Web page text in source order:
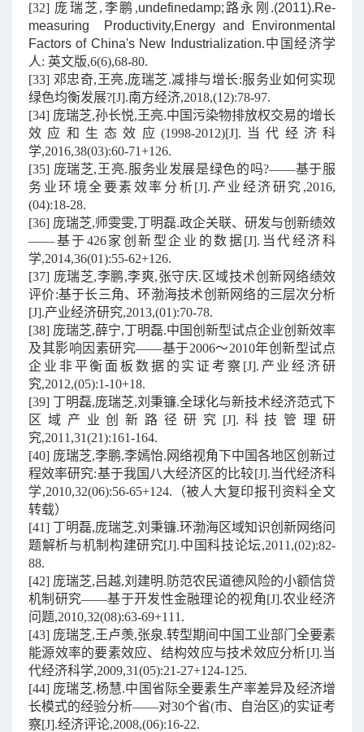
[32] 庞瑞芝,李鹏,undefinedamp;路永刚.(2011).Re-
measuring Productivity,Energy and Environmental
Factors of China's New Industrialization.中国经济学
人: 英文版,6(6),68-80.
[33] 邓忠奇,王亮,庞瑞芝.减排与增长:服务业如何实现
绿色均衡发展?[J].南方经济,2018,(12):78-97.
[34] 庞瑞芝,孙长悦,王亮.中国污染物排放权交易的增长
效应和生态效应(1998-2012)[J].当代经济科
学,2016,38(03):60-71+126.
[35] 庞瑞芝,王亮.服务业发展是绿色的吗?——基于服
务业环境全要素效率分析[J].产业经济研究,2016,
(04):18-28.
[36] 庞瑞芝,师雯雯,丁明磊.政企关联、研发与创新绩效
——基于426家创新型企业的数据[J].当代经济科
学,2014,36(01):55-62+126.
[37] 庞瑞芝,李鹏,李爽,张守庆.区域技术创新网络绩效
评价:基于长三角、环渤海技术创新网络的三层次分析
[J].产业经济研究,2013,(01):70-78.
[38] 庞瑞芝,薛宁,丁明磊.中国创新型试点企业创新效率
及其影响因素研究——基于2006～2010年创新型试点
企业非平衡面板数据的实证考察[J].产业经济研
究,2012,(05):1-10+18.
[39] 丁明磊,庞瑞芝,刘秉镰.全球化与新技术经济范式下
区域产业创新路径研究[J].科技管理研
究,2011,31(21):161-164.
[40] 庞瑞芝,李鹏,李嫣怡.网络视角下中国各地区创新过
程效率研究:基于我国八大经济区的比较[J].当代经济科
学,2010,32(06):56-65+124.（被人大复印报刊资料全文
转载）
[41] 丁明磊,庞瑞芝,刘秉镰.环渤海区域知识创新网络问
题解析与机制构建研究[J].中国科技论坛,2011,(02):82-
88.
[42] 庞瑞芝,吕越,刘建明.防范农民道德风险的小额信贷
机制研究——基于开发性金融理论的视角[J].农业经济
问题,2010,32(08):63-69+111.
[43] 庞瑞芝,王卢羡,张泉.转型期间中国工业部门全要素
能源效率的要素效应、结构效应与技术效应分析[J].当
代经济科学,2009,31(05):21-27+124-125.
[44] 庞瑞芝,杨慧.中国省际全要素生产率差异及经济增
长模式的经验分析——对30个省(市、自治区)的实证考
察[J].经济评论,2008,(06):16-22.